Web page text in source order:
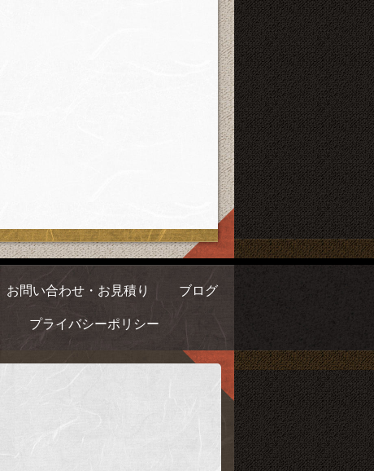
お問い合わせ・お見積り ブログ
プライバシーポリシー